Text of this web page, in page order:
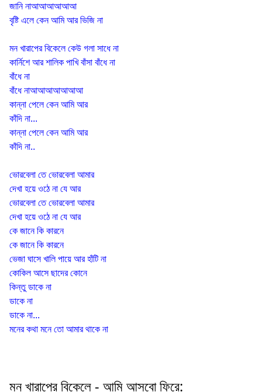
জানি নাআআআআআআ
বৃষ্টি এলে কেন আমি আর ভিজি না
মন খারাপের বিকেলে কেউ গলা সাধে না
কার্নিশে আর শালিক পাখি বাঁসা বাঁধে না
বাঁধে না
বাঁধে নাআআআআআআআ
কান্না পেলে কেন আমি আর
কাঁদি না...
কান্না পেলে কেন আমি আর
কাঁদি না..
ভোরবেলা তে ভোরবেলা আমার
দেখা হয়ে ওঠে না যে আর
ভোরবেলা তে ভোরবেলা আমার
দেখা হয়ে ওঠে না যে আর
কে জানে কি কারনে
কে জানে কি কারনে
ভেজা ঘাসে খালি পায়ে আর হাঁটি না
কোকিল আসে ছাদের কোনে
কিন্তু ডাকে না
ডাকে না
ডাকে না...
মনের কথা মনে তো আমার থাকে না
মন খারাপের বিকেলে - আমি আসবো ফিরে: